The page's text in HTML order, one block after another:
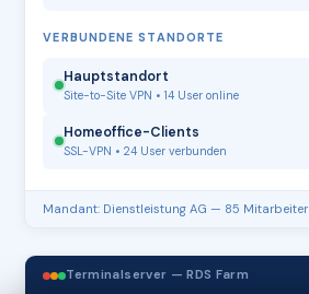
VERBUNDENE STANDORTE
Hauptstandort
Site-to-Site VPN • 14 User online
Homeoffice-Clients
SSL-VPN • 24 User verbunden
Mandant: Dienstleistung AG — 85 Mitarbeiter
Terminalserver — RDS Farm